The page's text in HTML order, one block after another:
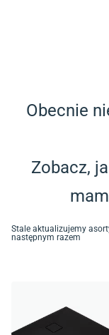
Obecnie
Zobacz,
Stale aktualizujemy
następnym razem